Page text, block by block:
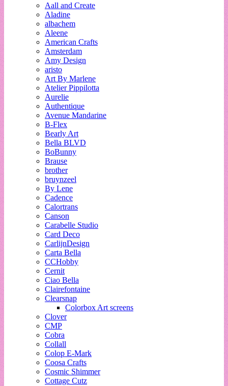
Aall and Create
Aladine
albachem
Aleene
American Crafts
Amsterdam
Amy Design
aristo
Art By Marlene
Atelier Pippilotta
Aurelie
Authentique
Avenue Mandarine
B-Flex
Bearly Art
Bella BLVD
BoBunny
Brause
brother
bruynzeel
By Lene
Cadence
Calortrans
Canson
Carabelle Studio
Card Deco
CarlijnDesign
Carta Bella
CCHobby
Cernit
Ciao Bella
Clairefontaine
Clearsnap
Colorbox Art screens
Clover
CMP
Cobra
Collall
Colop E-Mark
Coosa Crafts
Cosmic Shimmer
Cottage Cutz